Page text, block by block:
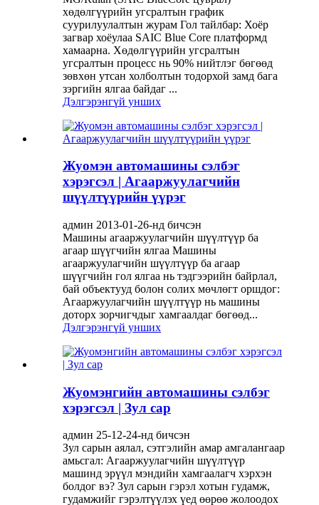
хөдөлгүүрийн угсралтын график
суурилуулалтын журам Гол тайлбар: Хоёр
загвар хоёулаа SAIC Blue Core платформд
хамаарна. Хөдөлгүүрийн угсралтын
угсралтын процесс нь 90% нийтлэг бөгөөд
зөвхөн утсан холболтын тодорхой замд бага
зэргийн ялгаа байдаг ...
Дэлгэрэнгүй унших
Жуомэн автомашины сэлбэг
хэрэгсэл | Агааржуулагчийн
шүүлтүүрийн үүрэг
админ 2013-01-26-нд бичсэн
Машины агааржуулагчийн шүүлтүүр ба
агаар шүүгчийн ялгаа Машины
агааржуулагчийн шүүлтүүр ба агаар
шүүгчийн гол ялгаа нь тэдгээрийн байрлал,
бай объектууд болон солих мөчлөгт оршдог:
Агааржуулагчийн шүүлтүүр нь машины
доторх зорчигчдыг хамгаалдаг бөгөөд...
Дэлгэрэнгүй унших
Жуомэнгийн автомашины сэлбэг
хэрэгсэл | Зул сар
админ 25-12-24-нд бичсэн
Зул сарын аялал, сэтгэлийн амар амгалангаар
амьсгал: Агааржуулагчийн шүүлтүүр
машинд эрүүл мэндийн хамгаалагч хэрхэн
болдог вэ? Зул сарын гэрэл хотын гудамж,
гудамжийг гэрэлтүүлэх үед өөрөө жолоодох